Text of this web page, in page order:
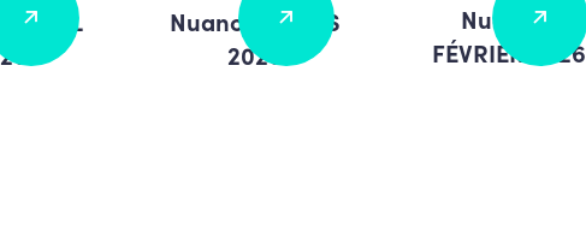
AVRIL
Nuances MARS
2026
Nuances
FÉVRIER 2026